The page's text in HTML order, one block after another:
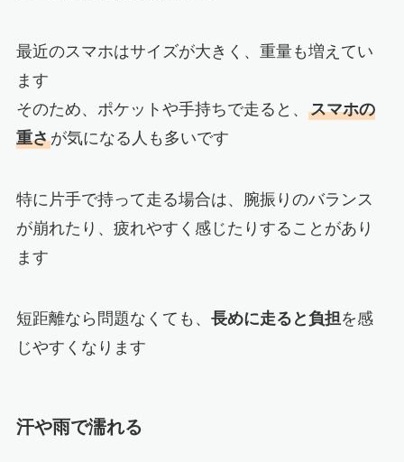
最近のスマホはサイズが大きく、重量も増えてい
ます
そのため、ポケットや手持ちで走ると、 スマホの
重さが気になる人も多いです
特に片手で持って走る場合は、腕振りのバランス
が崩れたり、疲れやすく感じたりすることがあり
ます
短距離なら問題なくても、 長めに走ると負担を感
じやすくなります
汗や雨で濡れる